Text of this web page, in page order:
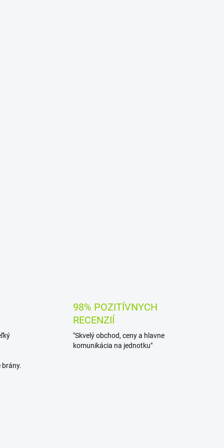
brány.
98% POZITÍVNYCH
RECENZIÍ
"Skvelý obchod, ceny a hlavne
komunikácia na jednotku"